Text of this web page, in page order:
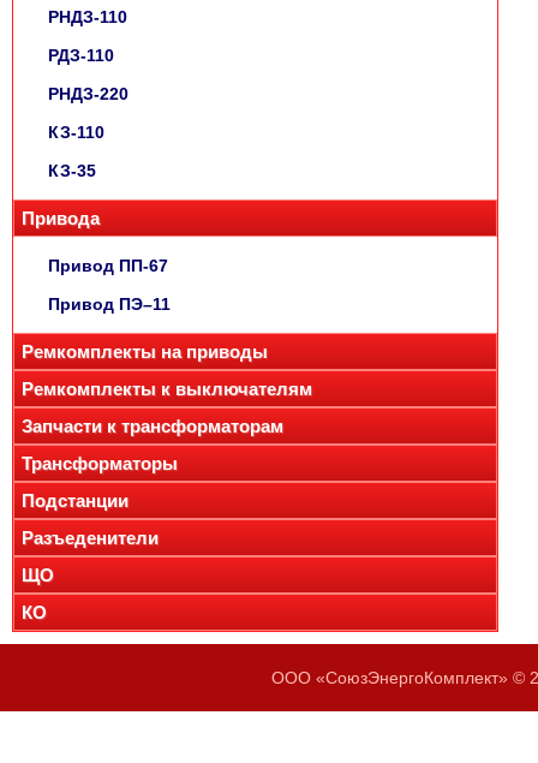
РНДЗ-110
РДЗ-110
РНДЗ-220
КЗ-110
КЗ-35
Привода
Привод ПП-67
Привод ПЭ–11
Ремкомплекты на приводы
Ремкомплекты к выключателям
Запчасти к трансформаторам
Трансформаторы
Подстанции
Разъеденители
ЩО
КО
ООО «СоюзЭнергоКомплект» ©